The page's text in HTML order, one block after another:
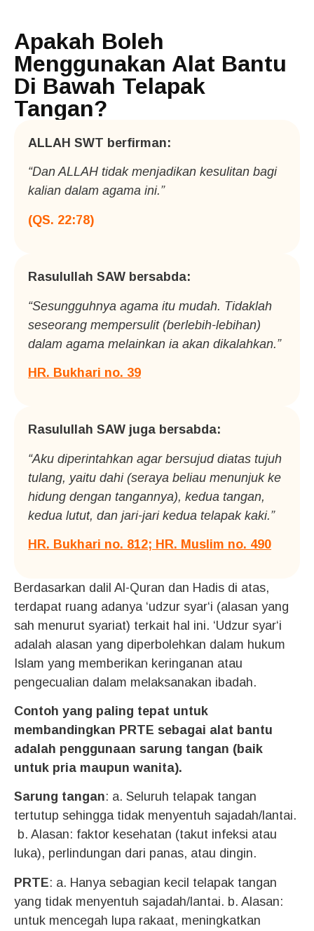
Apakah Boleh
Menggunakan Alat Bantu
Di Bawah Telapak
Tangan?
ALLAH SWT berfirman:
“Dan ALLAH tidak menjadikan kesulitan bagi
kalian dalam agama ini.”
(QS. 22:78)
Rasulullah SAW bersabda:
“Sesungguhnya agama itu mudah. Tidaklah
seseorang mempersulit (berlebih-lebihan)
dalam agama melainkan ia akan dikalahkan.”
HR. Bukhari no. 39
Rasulullah SAW juga bersabda:
“Aku diperintahkan agar bersujud diatas tujuh
tulang, yaitu dahi (seraya beliau menunjuk ke
hidung dengan tangannya), kedua tangan,
kedua lutut, dan jari-jari kedua telapak kaki.”
HR. Bukhari no. 812; HR. Muslim no. 490
Berdasarkan dalil Al-Quran dan Hadis di atas,
terdapat ruang adanya ‘udzur syar‘i (alasan yang
sah menurut syariat) terkait hal ini. ‘Udzur syar‘i
adalah alasan yang diperbolehkan dalam hukum
Islam yang memberikan keringanan atau
pengecualian dalam melaksanakan ibadah.
Contoh yang paling tepat untuk
membandingkan PRTE sebagai alat bantu
adalah penggunaan sarung tangan (baik
untuk pria maupun wanita).
Sarung tangan: a. Seluruh telapak tangan
tertutup sehingga tidak menyentuh sajadah/lantai.
b. Alasan: faktor kesehatan (takut infeksi atau
luka), perlindungan dari panas, atau dingin.
PRTE: a. Hanya sebagian kecil telapak tangan
yang tidak menyentuh sajadah/lantai. b. Alasan:
untuk mencegah lupa rakaat, meningkatkan